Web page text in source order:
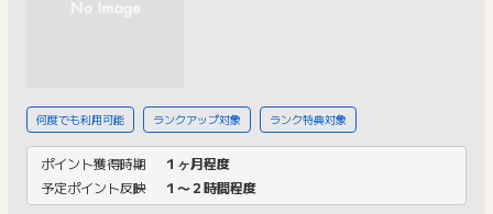
何度でも利用可能 ランクアップ対象 ランク特典対象
ポイント獲得時期
１ヶ月程度
予定ポイント反映
１〜２時間程度